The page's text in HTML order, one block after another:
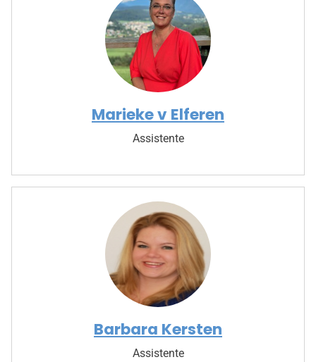
Marieke v Elferen
Assistente
Barbara Kersten
Assistente